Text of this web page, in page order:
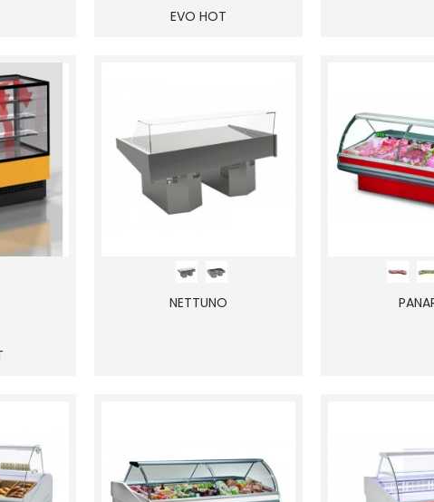
EVO HOT
NETTUNO